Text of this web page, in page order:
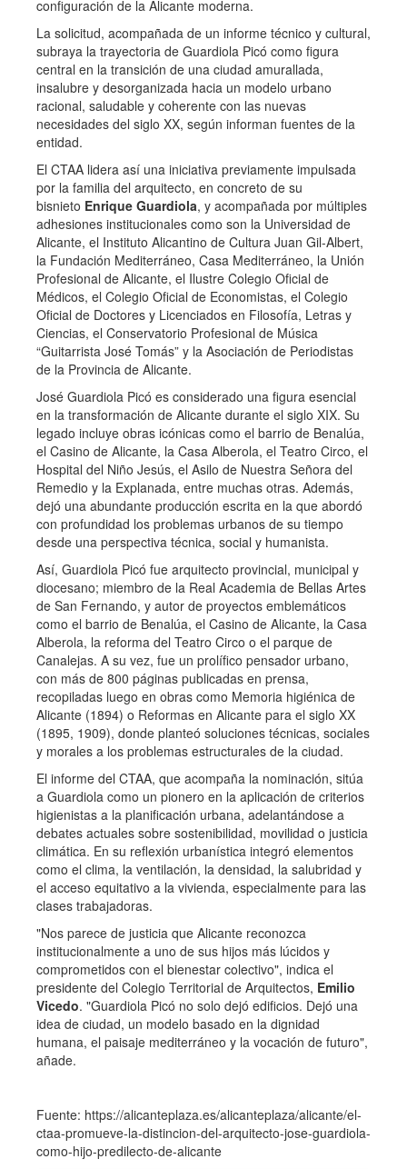
configuración de la Alicante moderna.
La solicitud, acompañada de un informe técnico y cultural,
subraya la trayectoria de Guardiola Picó como figura
central en la transición de una ciudad amurallada,
insalubre y desorganizada hacia un modelo urbano
racional, saludable y coherente con las nuevas
necesidades del siglo XX, según informan fuentes de la
entidad.
El CTAA lidera así una iniciativa previamente impulsada
por la familia del arquitecto, en concreto de su
bisnieto Enrique Guardiola, y acompañada por múltiples
adhesiones institucionales como son la Universidad de
Alicante, el Instituto Alicantino de Cultura Juan Gil-Albert,
la Fundación Mediterráneo, Casa Mediterráneo, la Unión
Profesional de Alicante, el Ilustre Colegio Oficial de
Médicos, el Colegio Oficial de Economistas, el Colegio
Oficial de Doctores y Licenciados en Filosofía, Letras y
Ciencias, el Conservatorio Profesional de Música
“Guitarrista José Tomás” y la Asociación de Periodistas
de la Provincia de Alicante.
José Guardiola Picó es considerado una figura esencial
en la transformación de Alicante durante el siglo XIX. Su
legado incluye obras icónicas como el barrio de Benalúa,
el Casino de Alicante, la Casa Alberola, el Teatro Circo, el
Hospital del Niño Jesús, el Asilo de Nuestra Señora del
Remedio y la Explanada, entre muchas otras. Además,
dejó una abundante producción escrita en la que abordó
con profundidad los problemas urbanos de su tiempo
desde una perspectiva técnica, social y humanista.
Así, Guardiola Picó fue arquitecto provincial, municipal y
diocesano; miembro de la Real Academia de Bellas Artes
de San Fernando, y autor de proyectos emblemáticos
como el barrio de Benalúa, el Casino de Alicante, la Casa
Alberola, la reforma del Teatro Circo o el parque de
Canalejas. A su vez, fue un prolífico pensador urbano,
con más de 800 páginas publicadas en prensa,
recopiladas luego en obras como Memoria higiénica de
Alicante (1894) o Reformas en Alicante para el siglo XX
(1895, 1909), donde planteó soluciones técnicas, sociales
y morales a los problemas estructurales de la ciudad.
El informe del CTAA, que acompaña la nominación, sitúa
a Guardiola como un pionero en la aplicación de criterios
higienistas a la planificación urbana, adelantándose a
debates actuales sobre sostenibilidad, movilidad o justicia
climática. En su reflexión urbanística integró elementos
como el clima, la ventilación, la densidad, la salubridad y
el acceso equitativo a la vivienda, especialmente para las
clases trabajadoras.
"Nos parece de justicia que Alicante reconozca
institucionalmente a uno de sus hijos más lúcidos y
comprometidos con el bienestar colectivo", indica el
presidente del Colegio Territorial de Arquitectos, Emilio
Vicedo. "Guardiola Picó no solo dejó edificios. Dejó una
idea de ciudad, un modelo basado en la dignidad
humana, el paisaje mediterráneo y la vocación de futuro",
añade.
Fuente: https://alicanteplaza.es/alicanteplaza/alicante/el-
ctaa-promueve-la-distincion-del-arquitecto-jose-guardiola-
como-hijo-predilecto-de-alicante